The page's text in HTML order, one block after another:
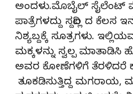
ಅಂದಳು.ಮೊಬೈಲ್
ಪಾತ್ರೆಗಳದ್ದು ಸದ್ದಿಲ್ಲ ದ ಕೆಲಸ
ನಿಶ್ಯಬ್ದಕ್ಕೆ ಸೂತ್ರಗಳು.
ಮಕ್ಕಳನ್ನು ಸ್ವಲ್ಪ ಮಾತಾಡಿಸಿ
ಅವರ ಕೋಣೆಗಳಿಗೆ ತೆರಳಿದರೆ
ತೂಕಡಿಸುತ್ತಿದ್ದ ಮಗರಾಯ,